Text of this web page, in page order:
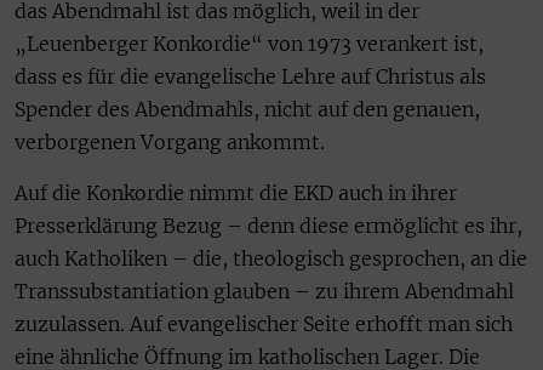
das Abendmahl ist das möglich, weil in der
„Leuenberger Konkordie“ von 1973 verankert ist,
dass es für die evangelische Lehre auf Christus als
Spender des Abendmahls, nicht auf den genauen,
verborgenen Vorgang ankommt.
Auf die Konkordie nimmt die EKD auch in ihrer
Presserklärung Bezug – denn diese ermöglicht es ihr,
auch Katholiken – die, theologisch gesprochen, an die
Transsubstantiation glauben – zu ihrem Abendmahl
zuzulassen. Auf evangelischer Seite erhofft man sich
eine ähnliche Öffnung im katholischen Lager. Die